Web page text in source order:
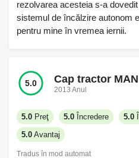
rest, sunt mulțumit de condus
ar deranja dacă ar fi puțin mai
din cost cu un consum mai
rezolvarea acesteia s-a
sistemul de încălzire autonom
pentru mine în vremea iernii.
5.0 Cap tractor
2013 Anul
5.0 Preţ 5.0 Încredere 5.0
5.0 Avantaj
Tradus în mod automat